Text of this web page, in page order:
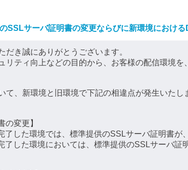
SSLサーバ証明書の変更ならびに新環境におけ
き誠にありがとうございます。
リティ向上などの目的から、お客様の配信環境
て、新環境と旧環境で下記の相違点が発生いた
の変更】
了した環境では、標準提供のSSLサーバ証明書が
了した環境においては、標準提供のSSLサーバ